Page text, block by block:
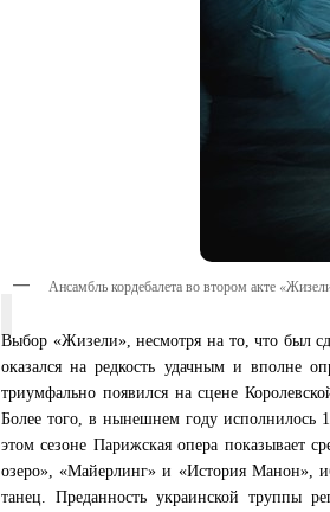
Ансамбль кордебалета во втором акте
Выбор «Жизели», несмотря на то, что был
оказался на редкость удачным и вполне
триумфально появился на сцене
Более того, в нынешнем году исполнилось
этом сезоне Парижская опера показывает
озеро», «Майерлинг» и «История Манон»,
танец. Преданность украинской труппы